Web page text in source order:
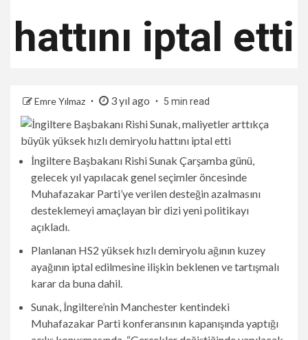
hattını iptal etti
Emre Yılmaz 3 yıl ago 5 min read
İngiltere Başbakanı Rishi Sunak Çarşamba günü,
gelecek yıl yapılacak genel seçimler öncesinde
Muhafazakar Parti’ye verilen desteğin azalmasını
desteklemeyi amaçlayan bir dizi yeni politikayı
açıkladı.
Planlanan HS2 yüksek hızlı demiryolu ağının kuzey
ayağının iptal edilmesine ilişkin beklenen ve tartışmalı
karar da buna dahil.
Sunak, İngiltere’nin Manchester kentindeki
Muhafazakar Parti konferansının kapanışında yaptığı